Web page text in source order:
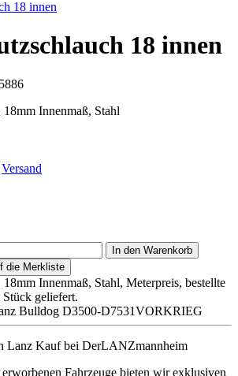
18 innen
Innenmaß, Stahl
Versand
In den Warenkorb
die Merkliste
Innenmaß, Stahl, Meterpreis, bestellte
geliefert.
Bulldog D3500-D7531VORKRIEG
Lanz Kauf bei DerLANZmannheim
Fahrzeuge bieten wir exklusiven